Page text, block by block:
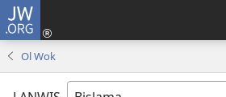
JW.ORG
Ol Wok